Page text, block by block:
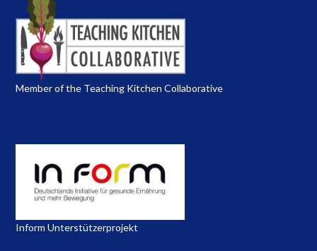
Member of the Teaching Kitchen Collaborative
Inform Unterstützerprojekt